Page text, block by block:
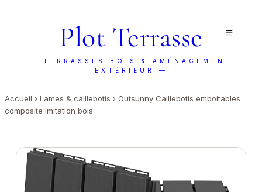
Plot Terrasse
— TERRASSES BOIS & AMÉNAGEMENT
EXTÉRIEUR —
Accueil › Lames & caillebotis › Outsunny Caillebotis emboitables
composite imitation bois